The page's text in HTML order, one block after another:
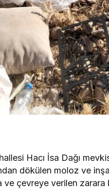
Hacı İsa Dağı
dökülen moloz ve
ve çevreye verilen